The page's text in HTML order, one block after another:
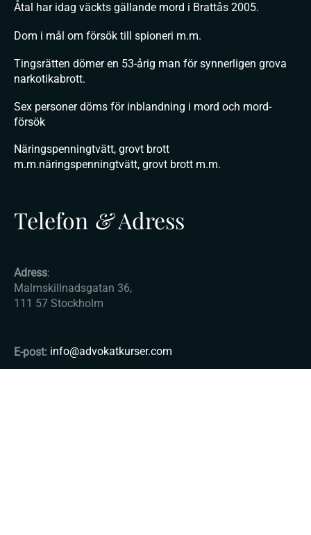
Åtal har idag väckts gällande mord i Brattås 2005.
Dom i mål om försök till spioneri m.m.
Tingsrätten dömer en 53-årig man för synnerligen grova
narkotikabrott.
Sex personer döms för inblandning i mord och mord-
försök
Näringspenningtvätt, grovt brott
m.m.näringspenningtvätt, grovt brott m.m.
Telefon &Adress
Adress:
Malmskillnadsgatan 36,
111 57 Stockholm
E-post: info@advokatkurser.com